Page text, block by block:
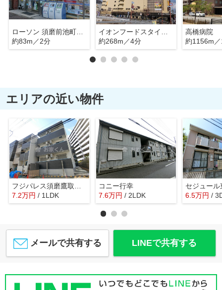
ローソン 須磨前池町四丁目店
約83m／2分
イオンフードスタイル板宿店
約268m／4分
高橋病院
約1156m
エリアの近い物件
7.2万円 / 1LDK
コニー行幸
7.6万円 / 2LDK
セジュール
6.5万円 /
メールで共有する LINEで共有する